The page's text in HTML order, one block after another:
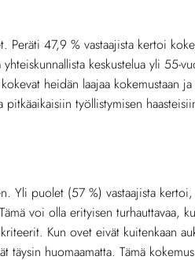
Peräti 47,9 % vastaajista kertoi
keskustelua yli 55-
heidän laajaa kokemustaan ja
työllistymisen
Yli puolet (57 %) vastaajista
voi olla erityisen turhauttavaa,
Kun ovet eivät kuitenkaan
huomaamatta. Tämä